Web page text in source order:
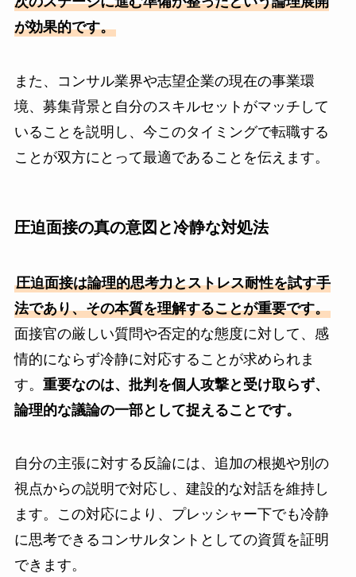
が効果的です。
また、コンサル業界や志望企業の現在の事業環
境、募集背景と自分のスキルセットがマッチして
いることを説明し、今このタイミングで転職する
ことが双方にとって最適であることを伝えます。
圧迫面接の真の意図と冷静な対処法
圧迫面接は論理的思考力とストレス耐性を試す手
法であり、その本質を理解することが重要です。
面接官の厳しい質問や否定的な態度に対して、感
情的にならず冷静に対応することが求められま
す。 重要なのは、批判を個人攻撃と受け取らず、
論理的な議論の一部として捉えることです。
自分の主張に対する反論には、追加の根拠や別の
視点からの説明で対応し、建設的な対話を維持し
ます。この対応により、プレッシャー下でも冷静
に思考できるコンサルタントとしての資質を証明
できます。